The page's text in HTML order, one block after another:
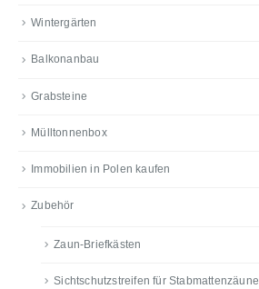
Wintergärten
Balkonanbau
Grabsteine
Mülltonnenbox
Immobilien in Polen kaufen
Zubehör
Zaun-Briefkästen
Sichtschutzstreifen für Stabmattenzäune